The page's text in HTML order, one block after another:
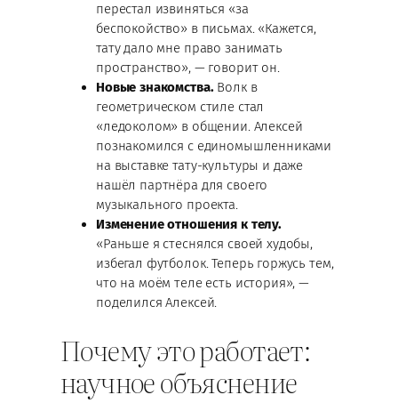
перестал извиняться «за
беспокойство» в письмах. «Кажется,
тату дало мне право занимать
пространство», — говорит он.
Новые знакомства.Волк в
геометрическом стиле стал
«ледоколом» в общении. Алексей
познакомился с единомышленниками
на выставке тату-культуры и даже
нашёл партнёра для своего
музыкального проекта.
Изменение отношения к телу.
«Раньше я стеснялся своей худобы,
избегал футболок. Теперь горжусь тем,
что на моём теле есть история», —
поделился Алексей.
Почему это работает:
научное объяснение